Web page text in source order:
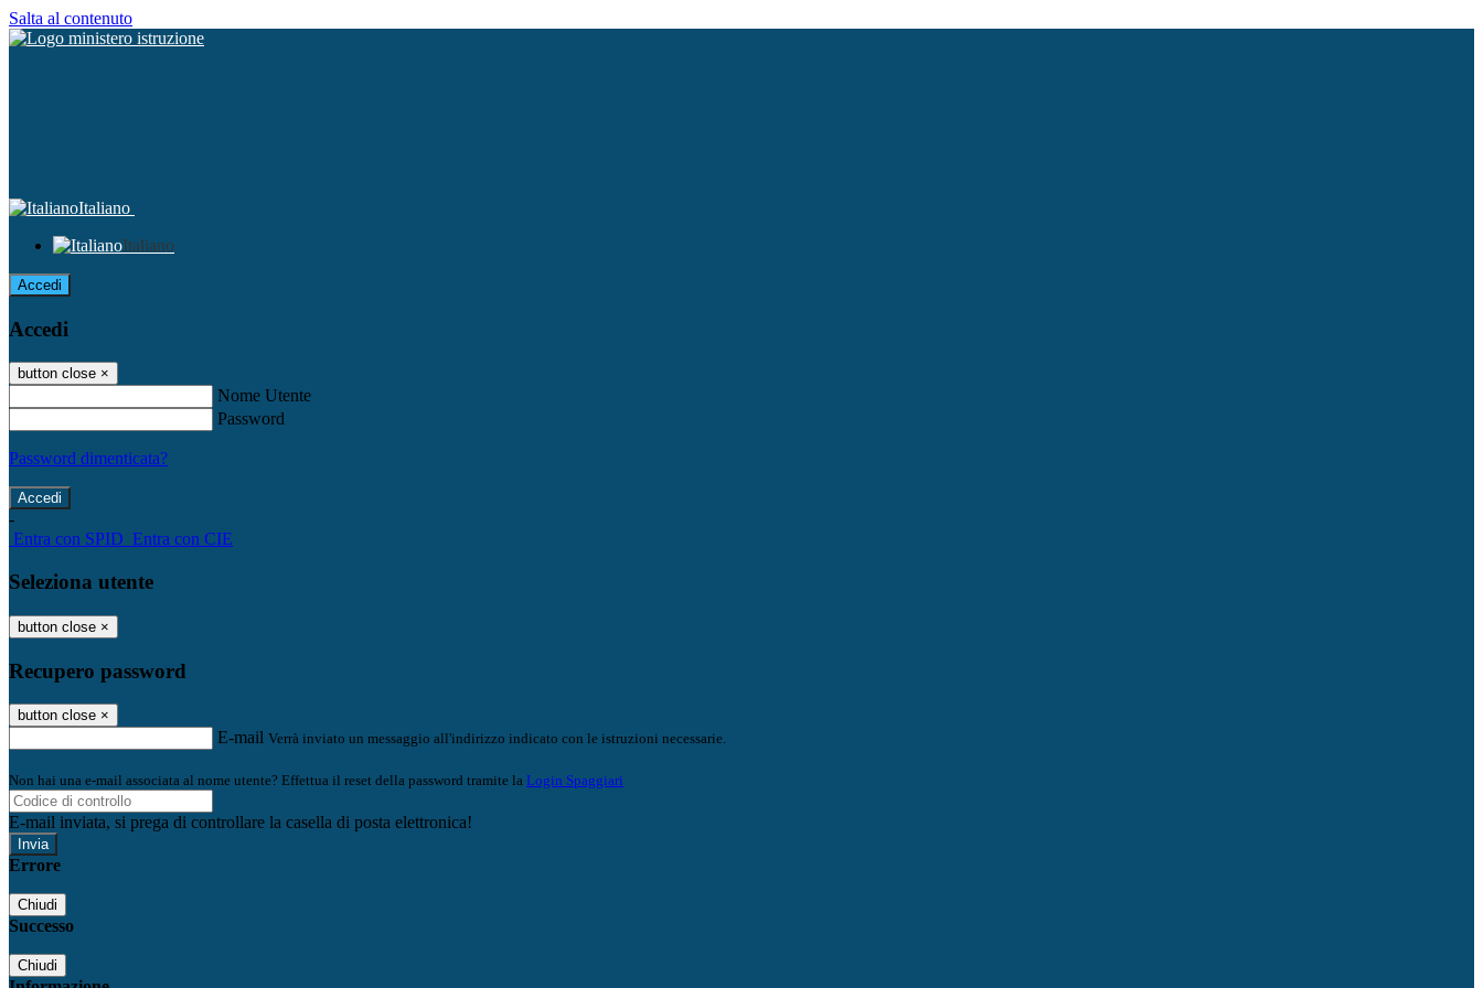
Salta al contenuto
Italiano
Italiano
Accedi
Accedi
button close ×
Nome Utente
Password
Password dimenticata?
-
Entra con SPID Entra con CIE
Seleziona utente
button close ×
Recupero password
button close ×
E-mail Verrà inviato un messaggio all'indirizzo indicato con le istruzioni necessarie.
Non hai una e-mail associata al nome utente? Effettua il reset della password tramite la Login Spaggiari
E-mail inviata, si prega di controllare la casella di posta elettronica!
Errore
Chiudi
Successo
Chiudi